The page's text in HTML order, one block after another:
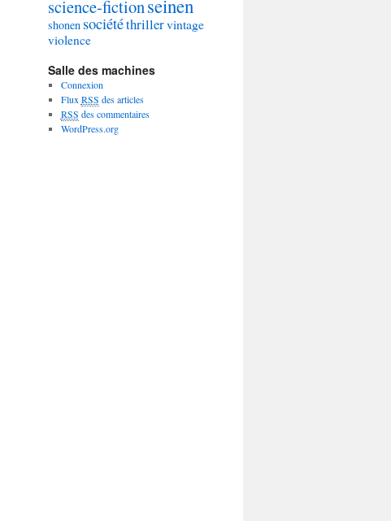
science-fictionseinen
shonen sociététhrillervintage
violence
Salle des machines
Connexion
Flux RSS des articles
RSS des commentaires
WordPress.org